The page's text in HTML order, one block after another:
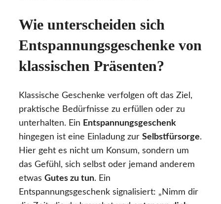
Wie unterscheiden sich
Entspannungsgeschenke von
klassischen Präsenten?
Klassische Geschenke verfolgen oft das Ziel,
praktische Bedürfnisse zu erfüllen oder zu
unterhalten. Ein Entspannungsgeschenk
hingegen ist eine Einladung zur Selbstfürsorge.
Hier geht es nicht um Konsum, sondern um
das Gefühl, sich selbst oder jemand anderem
etwas Gutes zu tun. Ein
Entspannungsgeschenk signalisiert: „Nimm dir